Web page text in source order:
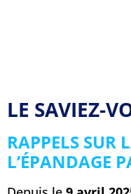
LE SAVIEZ-
RAPPELS SUR
L’ÉPANDAGE